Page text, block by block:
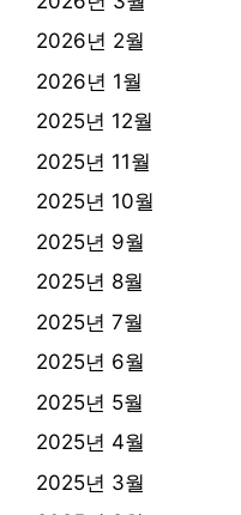
2026년 2월
2026년 1월
2025년 12월
2025년 11월
2025년 10월
2025년 9월
2025년 8월
2025년 7월
2025년 6월
2025년 5월
2025년 4월
2025년 3월